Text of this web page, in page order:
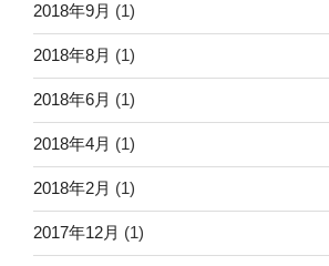
2018年9月 (1)
2018年8月 (1)
2018年6月 (1)
2018年4月 (1)
2018年2月 (1)
2017年12月 (1)